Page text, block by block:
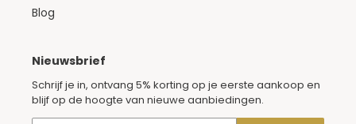
Blog
Nieuwsbrief
Schrijf je in, ontvang 5% korting op je eerste aankoop en
blijf op de hoogte van nieuwe aanbiedingen.